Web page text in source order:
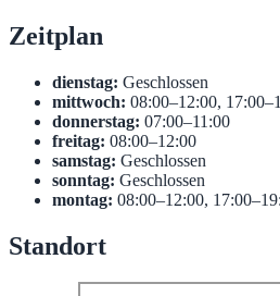
Zeitplan
dienstag: Geschlossen
mittwoch: 08:00–12:00,
donnerstag: 07:00–11:00
freitag: 08:00–12:00
samstag: Geschlossen
sonntag: Geschlossen
montag: 08:00–12:00,
Standort